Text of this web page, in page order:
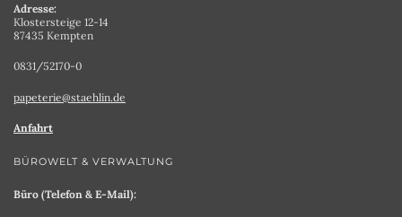
Adresse:
Klostersteige 12-14
87435 Kempten
0831/52170-0
papeterie@staehlin.de
Anfahrt
BÜROWELT & VERWALTUNG
Büro (Telefon & E-Mail):